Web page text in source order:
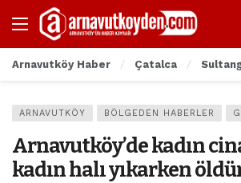
Arnavutköy Haber Çatalca
ARNAVUTKÖY BÖLGEDEN HABERLER
Arnavutköy’de kadın
kadın halı yıkarken